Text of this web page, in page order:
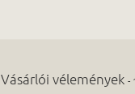
Vásárlói vélemények-